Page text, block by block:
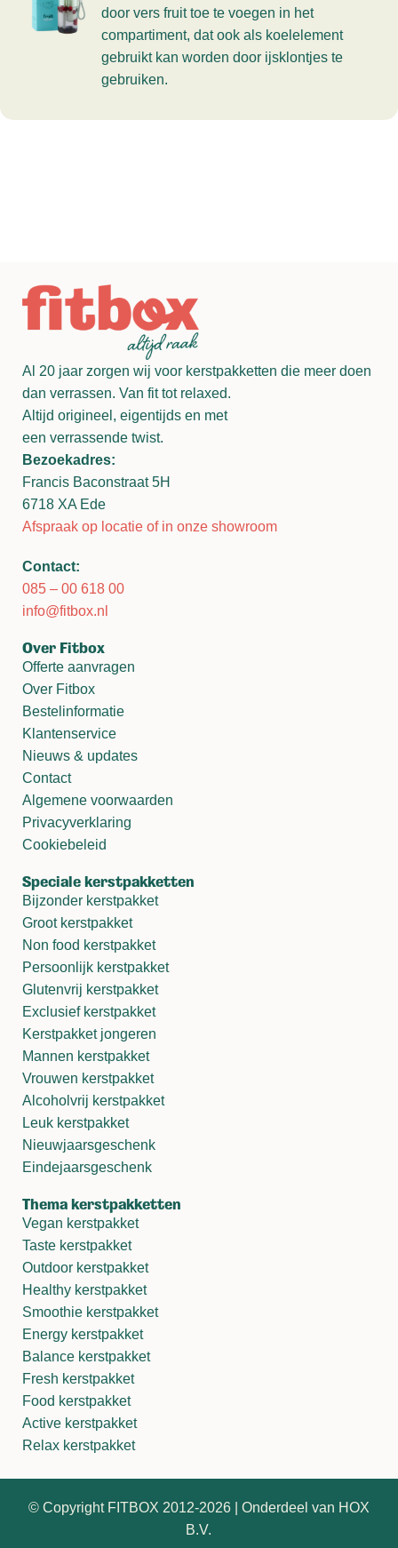
door vers fruit toe te voegen in het
compartiment, dat ook als koelelement
gebruikt kan worden door ijsklontjes te
gebruiken.
Al 20 jaar zorgen wij voor kerstpakketten die meer doen
dan verrassen. Van fit tot relaxed.
Altijd origineel, eigentijds en met
een verrassende twist.
Bezoekadres:
Francis Baconstraat 5H
6718 XA Ede
Afspraak op locatie of in onze showroom
Contact:
085 – 00 618 00
info@fitbox.nl
Over Fitbox
Offerte aanvragen
Over Fitbox
Bestelinformatie
Klantenservice
Nieuws & updates
Contact
Algemene voorwaarden
Privacyverklaring
Cookiebeleid
Speciale kerstpakketten
Bijzonder kerstpakket
Groot kerstpakket
Non food kerstpakket
Persoonlijk kerstpakket
Glutenvrij kerstpakket
Exclusief kerstpakket
Kerstpakket jongeren
Mannen kerstpakket
Vrouwen kerstpakket
Alcoholvrij kerstpakket
Leuk kerstpakket
Nieuwjaarsgeschenk
Eindejaarsgeschenk
Thema kerstpakketten
Vegan kerstpakket
Taste kerstpakket
Outdoor kerstpakket
Healthy kerstpakket
Smoothie kerstpakket
Energy kerstpakket
Balance kerstpakket
Fresh kerstpakket
Food kerstpakket
Active kerstpakket
Relax kerstpakket
© Copyright FITBOX 2012-2026 | Onderdeel van HOX
B.V.